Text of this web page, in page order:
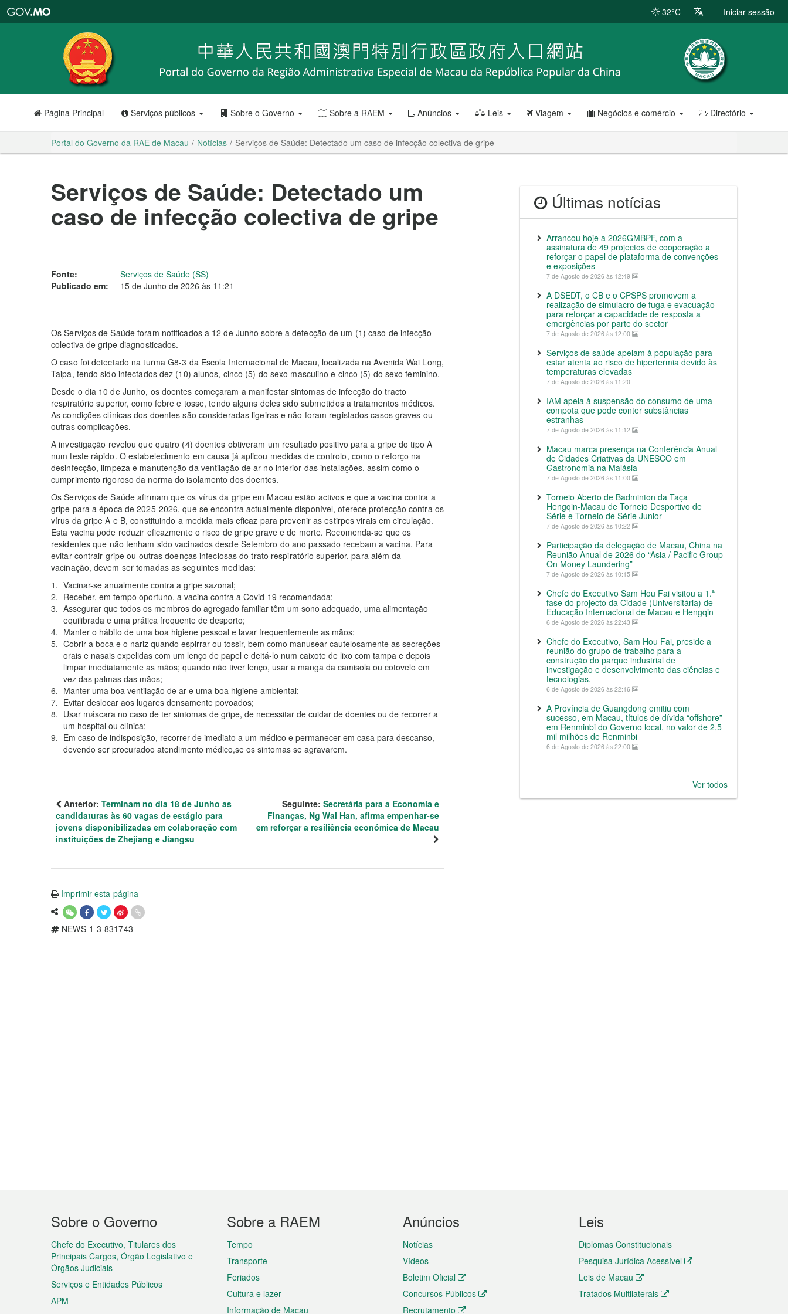
RAE
de
Macau
32°C Iniciar sessão
Página Principal Serviços públicos Sobre o Governo Sobre a RAEM Anúncios Leis Viagem Negócios e comércio Directório
Portal do Governo da RAE de Macau Notícias Serviços de Saúde: Detectado um caso de infecção colectiva de gripe
Serviços de Saúde: Detectado um
caso de infecção colectiva de gripe
Fonte:
Serviços de Saúde (SS)
Publicado em:
15 de Junho de 2026 às 11:21
Os Serviços de Saúde foram notificados a 12 de Junho sobre a detecção de um (1) caso de infecção
colectiva de gripe diagnosticados.
O caso foi detectado na turma G8-3 da Escola Internacional de Macau, localizada na Avenida Wai Long,
Taipa, tendo sido infectados dez (10) alunos, cinco (5) do sexo masculino e cinco (5) do sexo feminino.
Desde o dia 10 de Junho, os doentes começaram a manifestar sintomas de infecção do tracto
respiratório superior, como febre e tosse, tendo alguns deles sido submetidos a tratamentos médicos.
As condições clínicas dos doentes são consideradas ligeiras e não foram registados casos graves ou
outras complicações.
A investigação revelou que quatro (4) doentes obtiveram um resultado positivo para a gripe do tipo A
num teste rápido. O estabelecimento em causa já aplicou medidas de controlo, como o reforço na
desinfecção, limpeza e manutenção da ventilação de ar no interior das instalações, assim como o
cumprimento rigoroso da norma do isolamento dos doentes.
Os Serviços de Saúde afirmam que os vírus da gripe em Macau estão activos e que a vacina contra a
gripe para a época de 2025-2026, que se encontra actualmente disponível, oferece protecção contra os
vírus da gripe A e B, constituindo a medida mais eficaz para prevenir as estirpes virais em circulação.
Esta vacina pode reduzir eficazmente o risco de gripe grave e de morte. Recomenda-se que os
residentes que não tenham sido vacinados desde Setembro do ano passado recebam a vacina. Para
evitar contrair gripe ou outras doenças infeciosas do trato respiratório superior, para além da
vacinação, devem ser tomadas as seguintes medidas:
Vacinar-se anualmente contra a gripe sazonal;
Receber, em tempo oportuno, a vacina contra a Covid-19 recomendada;
Assegurar que todos os membros do agregado familiar têm um sono adequado, uma alimentação
equilibrada e uma prática frequente de desporto;
Manter o hábito de uma boa higiene pessoal e lavar frequentemente as mãos;
Cobrir a boca e o nariz quando espirrar ou tossir, bem como manusear cautelosamente as secreções
orais e nasais expelidas com um lenço de papel e deitá-lo num caixote de lixo com tampa e depois
limpar imediatamente as mãos; quando não tiver lenço, usar a manga da camisola ou cotovelo em
vez das palmas das mãos;
Manter uma boa ventilação de ar e uma boa higiene ambiental;
Evitar deslocar aos lugares densamente povoados;
Usar máscara no caso de ter sintomas de gripe, de necessitar de cuidar de doentes ou de recorrer a
um hospital ou clínica;
Em caso de indisposição, recorrer de imediato a um médico e permanecer em casa para descanso,
devendo ser procuradoo atendimento médico,se os sintomas se agravarem.
Anterior: Terminam no dia 18 de Junho as
candidaturas às 60 vagas de estágio para
jovens disponibilizadas em colaboração com
instituições de Zhejiang e Jiangsu
Seguinte: Secretária para a Economia e
Finanças, Ng Wai Han, afirma empenhar-se
em reforçar a resiliência económica de Macau
Imprimir esta página
NEWS-1-3-831743
Últimas notícias
Arrancou hoje a 2026GMBPF, com a
assinatura de 49 projectos de cooperação a
reforçar o papel de plataforma de convenções
e exposições
7 de Agosto de 2026 às 12:49
A DSEDT, o CB e o CPSPS promovem a
realização de simulacro de fuga e evacuação
para reforçar a capacidade de resposta a
emergências por parte do sector
7 de Agosto de 2026 às 12:00
Serviços de saúde apelam à população para
estar atenta ao risco de hipertermia devido às
temperaturas elevadas
7 de Agosto de 2026 às 11:20
IAM apela à suspensão do consumo de uma
compota que pode conter substâncias
estranhas
7 de Agosto de 2026 às 11:12
Macau marca presença na Conferência Anual
de Cidades Criativas da UNESCO em
Gastronomia na Malásia
7 de Agosto de 2026 às 11:00
Torneio Aberto de Badminton da Taça
Hengqin-Macau de Torneio Desportivo de
Série e Torneio de Série Junior
7 de Agosto de 2026 às 10:22
Participação da delegação de Macau, China na
Reunião Anual de 2026 do “Asia / Pacific Group
On Money Laundering”
7 de Agosto de 2026 às 10:15
Chefe do Executivo Sam Hou Fai visitou a 1.ª
fase do projecto da Cidade (Universitária) de
Educação Internacional de Macau e Hengqin
6 de Agosto de 2026 às 22:43
Chefe do Executivo, Sam Hou Fai, preside a
reunião do grupo de trabalho para a
construção do parque industrial de
investigação e desenvolvimento das ciências e
tecnologias.
6 de Agosto de 2026 às 22:16
A Província de Guangdong emitiu com
sucesso, em Macau, títulos de dívida “offshore”
em Renminbi do Governo local, no valor de 2,5
mil milhões de Renminbi
6 de Agosto de 2026 às 22:00
Ver todos
Menu
do
rodapé
Sobre o Governo
Chefe do Executivo, Titulares dos
Principais Cargos, Órgão Legislativo e
Órgãos Judiciais
Serviços e Entidades Públicos
APM
Sobre a RAEM
Tempo
Transporte
Feriados
Cultura e lazer
Informação de Macau
Anúncios
Notícias
Vídeos
Boletim Oficial
Concursos Públicos
Recrutamento
Leis
Diplomas Constitucionais
Pesquisa Jurídica Acessível
Leis de Macau
Tratados Multilaterais